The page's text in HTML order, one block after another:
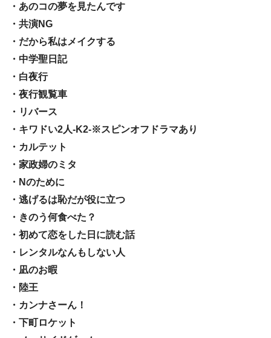
・あのコの夢を見たんです
・共演NG
・だから私はメイクする
・中学聖日記
・白夜行
・夜行観覧車
・リバース
・キワドい2人-K2-※スピンオフドラマあり
・カルテット
・家政婦のミタ
・Nのために
・逃げるは恥だが役に立つ
・きのう何食べた？
・初めて恋をした日に読む話
・レンタルなんもしない人
・凪のお暇
・陸王
・カンナさーん！
・下町ロケット